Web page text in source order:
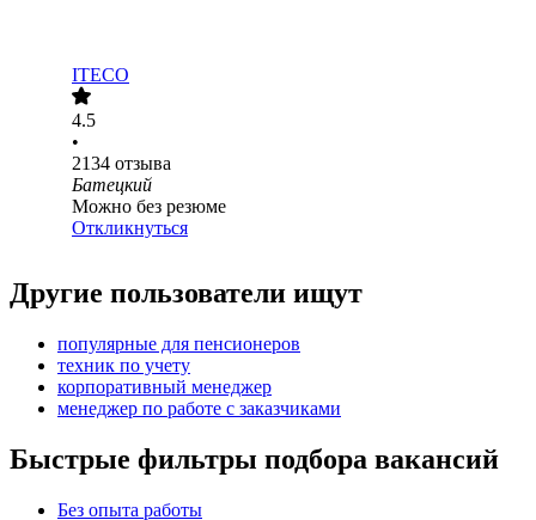
ITECO
4.5
•
2134 отзыва
Батецкий
Можно без резюме
Откликнуться
Другие пользователи ищут
популярные для пенсионеров
техник по учету
корпоративный менеджер
менеджер по работе с заказчиками
Быстрые фильтры подбора вакансий
Без опыта работы